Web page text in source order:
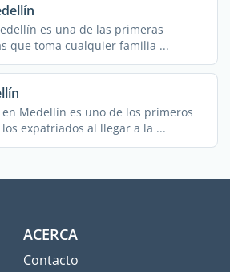
es una de las primeras
que toma cualquier familia ...
Medellín es uno de los primeros
expatriados al llegar a la ...
ACERCA
Contacto